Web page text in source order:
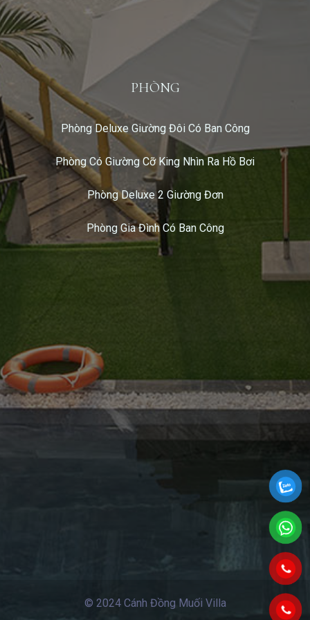
PHÒNG
Phòng Deluxe Giường Đôi Có Ban Công
Phòng Có Giường Cỡ King Nhìn Ra Hồ Bơi
Phòng Deluxe 2 Giường Đơn
Phòng Gia Đình Có Ban Công
© 2024 Cánh Đồng Muối Villa